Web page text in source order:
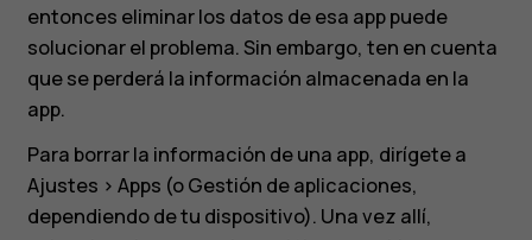
entonces eliminar los datos de esa app puede
solucionar el problema. Sin embargo, ten en cuenta
que se perderá la información almacenada en la
app.
Para borrar la información de una app, dirígete a
Ajustes > Apps (o Gestión de aplicaciones,
dependiendo de tu dispositivo). Una vez allí,